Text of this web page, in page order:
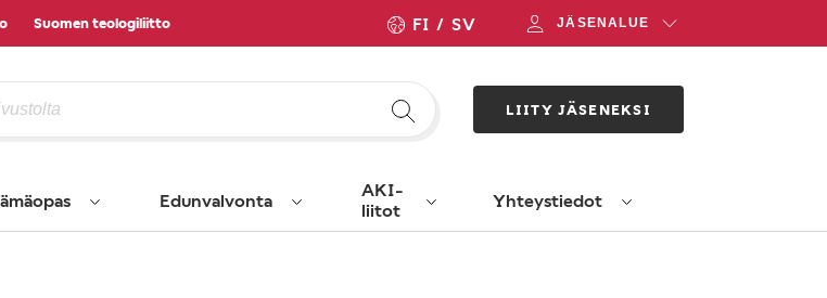
Suomen teologiliitto FI SV JÄSENALUE
LIITY JÄSENEKSI
Edunvalvonta
AKI-
liitot
Yhteystiedot